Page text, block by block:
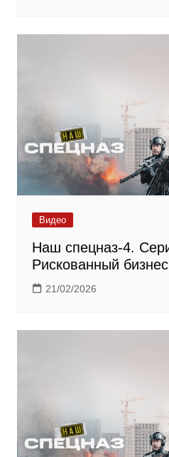
Видео
Наш спецназ-4.
Рискованный бизнес
21/02/2026